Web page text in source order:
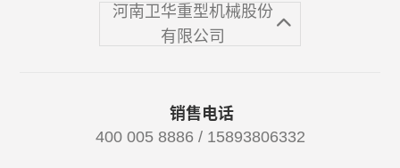
河南卫华重型机械股份
有限公司
销售电话
400 005 8886 / 15893806332